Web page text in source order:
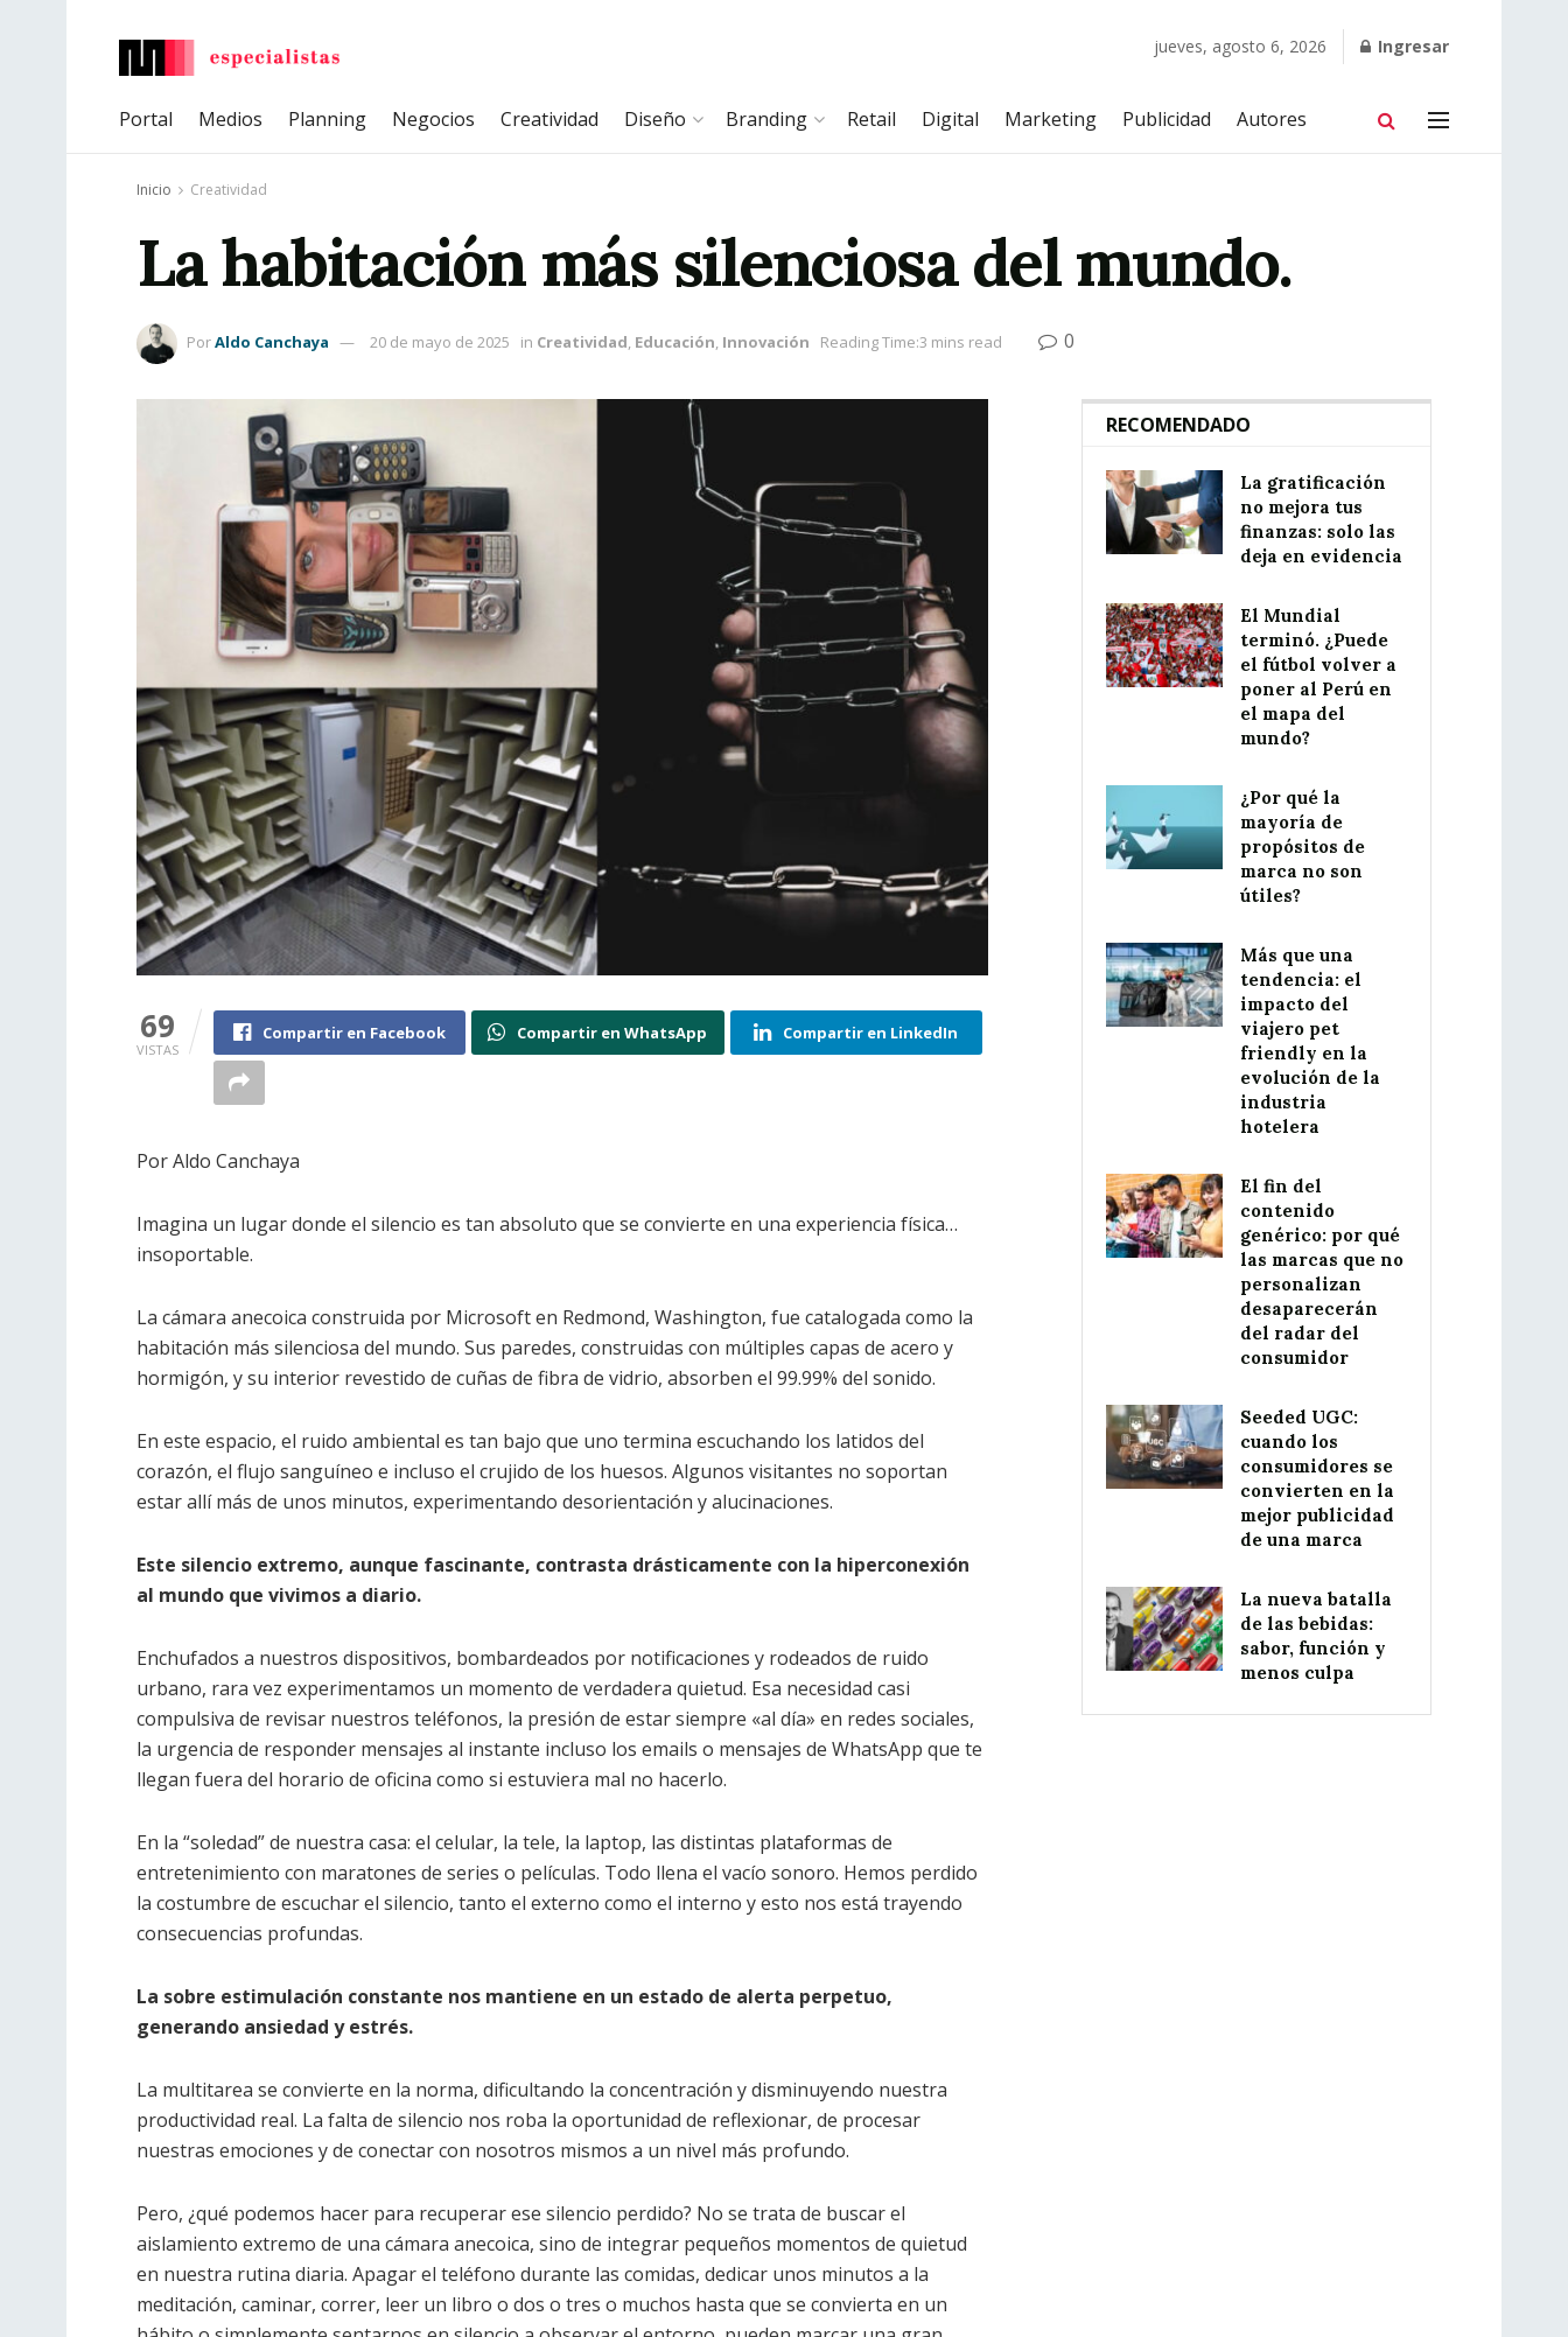
jueves, agosto 6, 2026 Ingresar
Portal Medios Planning Negocios Creatividad Diseño Branding Retail Digital Marketing Publicidad Autores
Inicio Creatividad
La habitación más silenciosa del mundo.
PorAldo Canchaya 20 de mayo de 2025 in Creatividad, Educación, Innovación Reading Time:3 mins read 0
69
VISTAS
Compartir en Facebook Compartir en WhatsApp Compartir en LinkedIn
Por Aldo Canchaya
Imagina un lugar donde el silencio es tan absoluto que se convierte en una experiencia física…
insoportable.
La cámara anecoica construida por Microsoft en Redmond, Washington, fue catalogada como la
habitación más silenciosa del mundo. Sus paredes, construidas con múltiples capas de acero y
hormigón, y su interior revestido de cuñas de fibra de vidrio, absorben el 99.99% del sonido.
En este espacio, el ruido ambiental es tan bajo que uno termina escuchando los latidos del
corazón, el flujo sanguíneo e incluso el crujido de los huesos. Algunos visitantes no soportan
estar allí más de unos minutos, experimentando desorientación y alucinaciones.
Este silencio extremo, aunque fascinante, contrasta drásticamente con la hiperconexión
al mundo que vivimos a diario.
Enchufados a nuestros dispositivos, bombardeados por notificaciones y rodeados de ruido
urbano, rara vez experimentamos un momento de verdadera quietud. Esa necesidad casi
compulsiva de revisar nuestros teléfonos, la presión de estar siempre «al día» en redes sociales,
la urgencia de responder mensajes al instante incluso los emails o mensajes de WhatsApp que te
llegan fuera del horario de oficina como si estuviera mal no hacerlo.
En la “soledad” de nuestra casa: el celular, la tele, la laptop, las distintas plataformas de
entretenimiento con maratones de series o películas. Todo llena el vacío sonoro. Hemos perdido
la costumbre de escuchar el silencio, tanto el externo como el interno y esto nos está trayendo
consecuencias profundas.
La sobre estimulación constante nos mantiene en un estado de alerta perpetuo,
generando ansiedad y estrés.
La multitarea se convierte en la norma, dificultando la concentración y disminuyendo nuestra
productividad real. La falta de silencio nos roba la oportunidad de reflexionar, de procesar
nuestras emociones y de conectar con nosotros mismos a un nivel más profundo.
Pero, ¿qué podemos hacer para recuperar ese silencio perdido? No se trata de buscar el
aislamiento extremo de una cámara anecoica, sino de integrar pequeños momentos de quietud
en nuestra rutina diaria. Apagar el teléfono durante las comidas, dedicar unos minutos a la
meditación, caminar, correr, leer un libro o dos o tres o muchos hasta que se convierta en un
RECOMENDADO
La gratificación
no mejora tus
finanzas: solo las
deja en evidencia
El Mundial
terminó. ¿Puede
el fútbol volver a
poner al Perú en
el mapa del
mundo?
¿Por qué la
mayoría de
propósitos de
marca no son
útiles?
Más que una
tendencia: el
impacto del
viajero pet
friendly en la
evolución de la
industria
hotelera
El fin del
contenido
genérico: por qué
las marcas que no
personalizan
desaparecerán
del radar del
consumidor
Seeded UGC:
cuando los
consumidores se
convierten en la
mejor publicidad
de una marca
La nueva batalla
de las bebidas:
sabor, función y
menos culpa